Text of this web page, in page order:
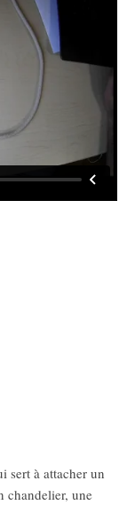
sert à attacher un
chandelier, une